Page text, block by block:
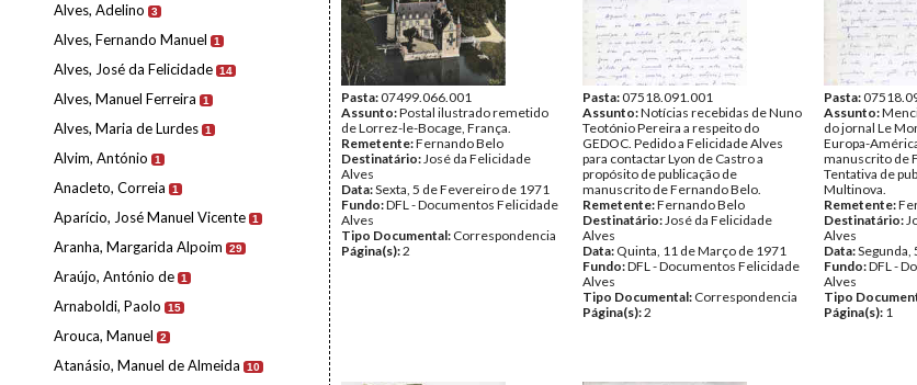
Alves, Adelino 3
Alves, Fernando Manuel 1
Alves, José da Felicidade 14
Alves, Manuel Ferreira 1
Alves, Maria de Lurdes 1
Alvim, António 1
Anacleto, Correia 1
Aparício, José Manuel Vicente 1
Aranha, Margarida Alpoim 29
Araújo, António de 1
Arnaboldi, Paolo 15
Arouca, Manuel 2
Atanásio, Manuel de Almeida 10
Pasta:07499.066.001
Assunto:Postal ilustrado remetido
de Lorrez-le-Bocage, França.
Remetente:Fernando Belo
Destinatário:José da Felicidade
Alves
Data:Sexta, 5 de Fevereiro de 1971
Fundo:DFL - Documentos Felicidade
Alves
Tipo Documental: Correspondencia
Página(s):2
Pasta:07518.091.001
Assunto:Notícias recebidas de Nuno
Teotónio Pereira a respeito do
GEDOC. Pedido a Felicidade Alves
para contactar Lyon de Castro a
propósito de publicação de
manuscrito de Fernando Belo.
Remetente:Fernando Belo
Destinatário:José da Felicidade
Alves
Data: Quinta, 11 de Março de 1971
Fundo:DFL - Documentos Felicidade
Alves
Tipo Documental: Correspondencia
Página(s):2
Pasta:
Assunto:
do jornal Le
Europa-
manuscrito de
Tentativa de
Multinova.
Remetente:
Destinatário:
Alves
Data:Segunda,
Fundo:DFL -
Alves
Tipo
Página(s): 1